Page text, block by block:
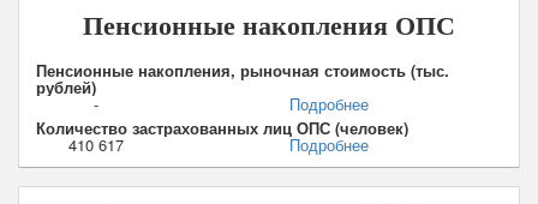
Пенсионные накопления ОПС
Пенсионные накопления, рыночная стоимость (тыс.
рублей)
-
Подробнее
Количество застрахованных лиц ОПС (человек)
410 617 Подробнее